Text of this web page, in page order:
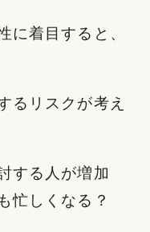
に着目すると、
るリスクが考え
する人が増加
忙しくなる？